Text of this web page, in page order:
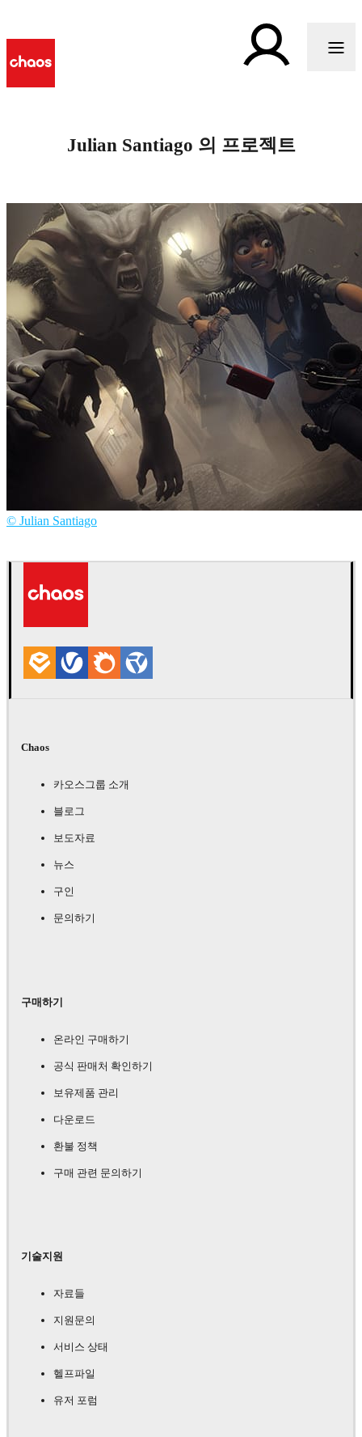
Julian Santiago 의 프로젝트
© Julian Santiago
Chaos
카오스그룹 소개
블로그
보도자료
뉴스
구인
문의하기
구매하기
온라인 구매하기
공식 판매처 확인하기
보유제품 관리
다운로드
환불 정책
구매 관련 문의하기
기술지원
자료들
지원문의
서비스 상태
헬프파일
유저 포럼